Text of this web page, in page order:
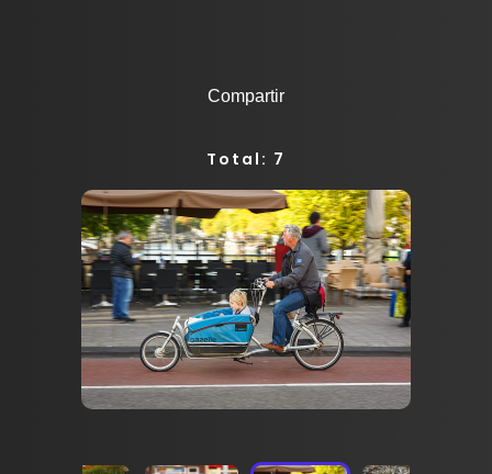
Compartir
Total: 7